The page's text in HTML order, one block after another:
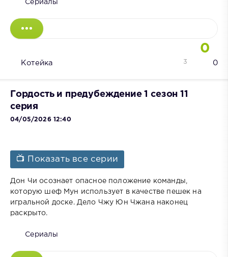
Сериалы
0
Котейка 0
3
Гордость и предубеждение 1 сезон 11
серия
04/05/2026 12:40
📺 Показать все серии
Дон Чи осознает опасное положение команды,
которую шеф Мун использует в качестве пешек на
игральной доске. Дело Чжу Юн Чжана наконец
раскрыто.
Сериалы